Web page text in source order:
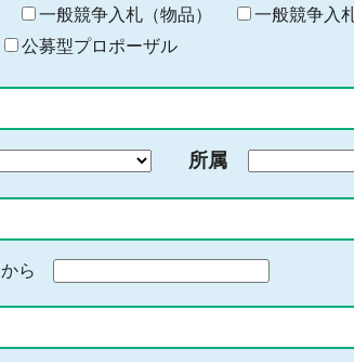
一般競争入札（物品）
一般競争入
公募型プロポーザル
所属
から
終